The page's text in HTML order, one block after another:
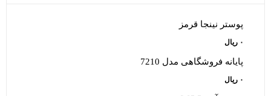
پوستر نینجا قرمز
۰ ریال
پایانه فروشگاهی مدل 7210
۰ ریال